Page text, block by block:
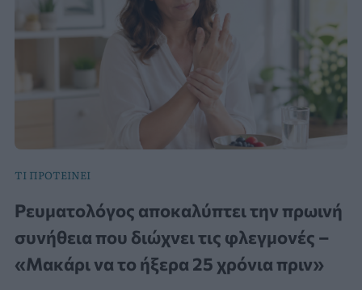
ΤΙ ΠΡΟΤΕΙΝΕΙ
Ρευματολόγος αποκαλύπτει την πρωινή
συνήθεια που διώχνει τις φλεγμονές –
«Μακάρι να το ήξερα 25 χρόνια πριν»